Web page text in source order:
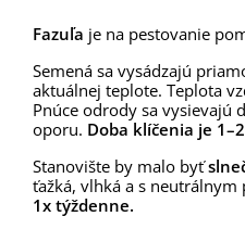
Ľalia Canova - Lilium
cibuľoviny - 1 ks
2,69 € 3,85 € -30%
Begónia plnokvetá
Begonia superba -...
2,69 € 3,85 € -30%
Eukalyptus Baby
Blahovičník -
Fazuľa je na pestovanie
Semená sa vysádzajú
aktuálnej teplote. Teplota
Pnúce odrody sa vysievajú
oporu. Doba klíčenia je
Stanovište by malo byť
ťažká, vlhká a s neutrálnym
1x týždenne.